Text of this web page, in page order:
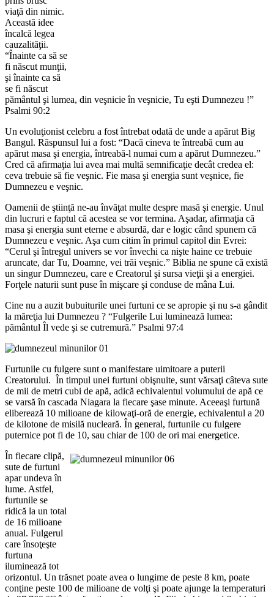
viaţă din nimic.
Această idee
încalcă legea
cauzalităţii.
“Înainte ca să se
fi născut munţii,
şi înainte ca să
se fi născut
pământul şi lumea, din veşnicie în veşnicie, Tu eşti Dumnezeu !”
Psalmi 90:2
Un evoluţionist celebru a fost întrebat odată de unde a apărut Big
Bangul. Răspunsul lui a fost: “Dacă cineva te întreabă cum au
apărut masa şi energia, întreabă-l numai cum a apărut Dumnezeu.”
Cred că afirmaţia lui avea mai multă semnificaţie decât credea el:
ceva trebuie să fie veşnic. Fie masa şi energia sunt veşnice, fie
Dumnezeu e veşnic.
Oamenii de ştiinţă ne-au învăţat multe despre masă şi energie. Unul
din lucruri e faptul că acestea se vor termina. Aşadar, afirmaţia că
masa şi energia sunt eterne e absurdă, dar e logic când spunem că
Dumnezeu e veşnic. Aşa cum citim în primul capitol din Evrei:
“Cerul şi întregul univers se vor învechi ca nişte haine ce trebuie
aruncate, dar Tu, Doamne, vei trăi veşnic.” Biblia ne spune că există
un singur Dumnezeu, care e Creatorul şi sursa vieţii şi a energiei.
Forţele naturii sunt puse în mişcare şi conduse de mâna Lui.
Cine nu a auzit bubuiturile unei furtuni ce se apropie şi nu s-a gândit
la măreţia lui Dumnezeu ? “Fulgerile Lui luminează lumea:
pământul Îl vede şi se cutremură.” Psalmi 97:4
Furtunile cu fulgere sunt o manifestare uimitoare a puterii
Creatorului. În timpul unei furtuni obişnuite, sunt vărsaţi câteva sute
de mii de metri cubi de apă, adică echivalentul volumului de apă ce
se varsă în cascada Niagara la fiecare şase minute. Aceeaşi furtună
eliberează 10 milioane de kilowaţi-oră de energie, echivalentul a 20
de kilotone de misilă nucleară. În general, furtunile cu fulgere
puternice pot fi de 10, sau chiar de 100 de ori mai energetice.
În fiecare clipă,
sute de furtuni
apar undeva în
lume. Astfel,
furtunile se
ridică la un total
de 16 milioane
anual. Fulgerul
care însoţeşte
furtuna
iluminează tot
orizontul. Un trăsnet poate avea o lungime de peste 8 km, poate
conţine peste 100 de milioane de volţi şi poate ajunge la temperaturi